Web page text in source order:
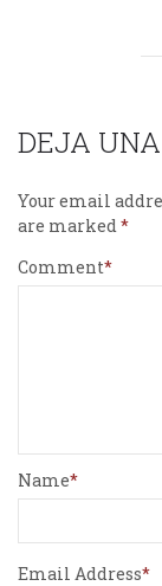
DEJA
Your email
are marked
Comment
Name
Email Address